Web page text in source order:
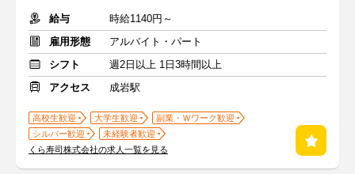
給与
時給1140円～
雇用形態
アルバイト・パート
シフト
週2日以上 1日3時間以上
アクセス
成岩駅
高校生歓迎 大学生歓迎
副業・Ｗワーク歓迎
シルバー歓迎
未経験者歓迎
くら寿司株式会社の求人一覧を見る